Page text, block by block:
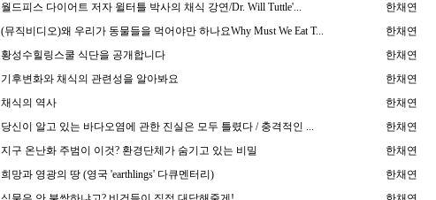
월드피스 다이어트 저자 윌터틀 박사의 채식 강연/Dr. Will Tuttle'... 한채연
(뮤직비디오)왜 우리가 동물들을 먹어야만 하나요Why Must We Eat T... 한채연
황성수힐링스쿨 식단을 공개합니다 한채연
기후변화와 채식의 관련성을 알아봐요 한채연
채식의 역사 한채연
당신이 알고 있는 바다오염에 관한 진실은 모두 틀렸다 / 충격적인 ... 한채연
지구 온난화 주범이 이것? 환경단체가 숨기고 있는 비밀 한채연
희망과 영광의 땅 (영국 'earthlings' 다큐멘터리) 한채연